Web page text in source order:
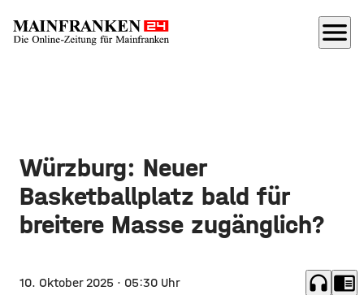
menu
Würzburg: Neuer
Basketballplatz bald für
breitere Masse zugänglich?
10. Oktober 2025 · 05:30 Uhr headphones chrome_reader_mode